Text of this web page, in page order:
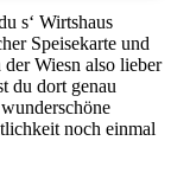
s‘ Wirtshaus
Speisekarte und
Wiesn also lieber
du dort genau
noch einmal